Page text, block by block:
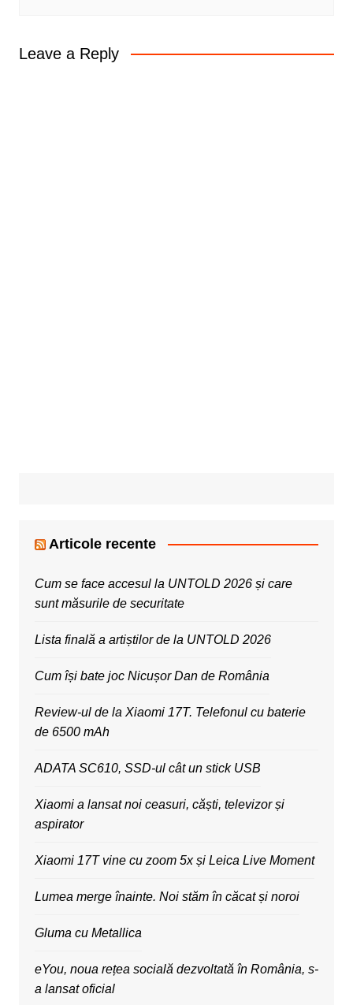
Leave a Reply
Articole recente
Cum se face accesul la UNTOLD 2026 și care
sunt măsurile de securitate
Lista finală a artiștilor de la UNTOLD 2026
Cum își bate joc Nicușor Dan de România
Review-ul de la Xiaomi 17T. Telefonul cu baterie
de 6500 mAh
ADATA SC610, SSD-ul cât un stick USB
Xiaomi a lansat noi ceasuri, căști, televizor și
aspirator
Xiaomi 17T vine cu zoom 5x și Leica Live Moment
Lumea merge înainte. Noi stăm în căcat și noroi
Gluma cu Metallica
eYou, noua rețea socială dezvoltată în România, s-
a lansat oficial